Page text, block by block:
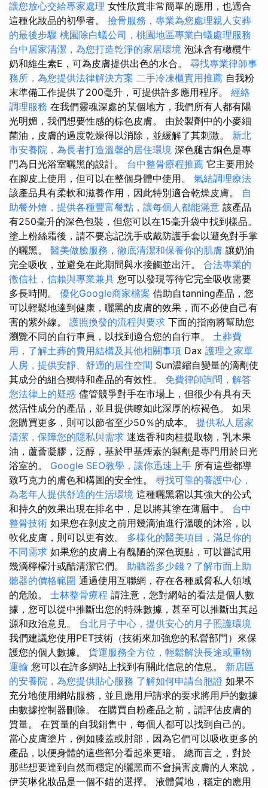
讓您放心交給專家處理 女性欣賞非常簡單的應用，也適合
這種化妝品的初學者。 撿骨服務，專業為您處理親人安葬
的最後步驟 桃園除白蟻公司，桃園地區專業白蟻處理服務
台中居家清潔，為您打造乾淨的家居環境 泡沫含有橄欖牛
奶和維生素E，可為皮膚提供出色的水合。 尋找專業律師事
務所，為您提供法律解決方案 二手冷凍櫃實用推薦 自我粉
末準備工作提供了200毫升，可提供許多應用程序。 經絡
調理服務 在我們靈魂深處的某個地方，我們所有人都有陽
光明媚，我們想要性感的棕色皮膚。 由於製劑中的小麥細
菌油，皮膚的過度乾燥得以消除，並緩解了其刺激。 新北
市安養院，為長者打造溫馨的居住環境 深色腿古銅色是專
門為日光浴室曬黑的設計。 台中整骨療程推薦 它主要用於
在腳皮上使用，但可以在整個身體中使用。 氣結調理療法
該產品具有柔軟和滋養作用，因此特別適合乾燥皮膚。 自
助餐外燴，提供各種豐富餐點，讓每個人都能滿意 該產品
有250毫升的深色包裝，但您可以在15毫升袋中找到樣品。
塗上粉絲霜後，請不要忘記洗手或戴防護手套以避免對手掌
的曬黑。 醫美做臉服務，徹底清潔和保養你的肌膚 讓奶油
完全吸收，並避免在此期間與水接觸並出汗。 合法專業的
徵信社，信賴與專業兼具 您可以發現等待它完全吸收需要
多長時間。 優化Google商家檔案 借助自tanning產品，您
可以輕鬆地達到健康，曬黑的皮膚的效果，而不必使自己有
害的紫外線。 護照換發的流程與要求 下面的指南將幫助您
瀏覽不同的自行車員，以找到適合您的自行車。 土葬費
用，了解土葬的費用結構及其他相關事項 Dax 護理之家單
人房，提供安靜、舒適的居住空間 Sun濃縮自變量的滴劑使
其成分的組合獨特和產品的有效性。 免費律師詢問，解答
您法律上的疑惑 儘管競爭對手在市場上，但很少有具有天
然活性成分的產品，並且提供瞭如此深厚的棕褐色。 如果
您購買更多，則可以節省至少50％的成本。 提供私人居家
清潔，保障您的隱私與需求 迷迭香和肉桂提取物，乳木果
油，蘆薈凝膠，泛醇，基於甲基煙素的製劑是專門用於日光
浴室的。 Google SEO教學，讓你迅速上手 所有這些都導
致巧克力的膚色和構圖的安全性。 尋找可靠的養護中心，
為老年人提供舒適的生活環境 這種曬黑霜以其強大的公式
和持久的效果出現在排名中，足以將其塗在薄層中。 台中
整骨技術 如果您在剝皮之前用幾滴油進行溫暖的沐浴，以
軟化皮膚，則可以更有效。 多樣化的醫美項目，滿足你的
不同需求 如果您的皮膚上有醜陋的深色斑點，可以嘗試用
幾滴檸檬汁或醋清潔它們。 助聽器多少錢？了解市面上助
聽器的價格範圍 通過使用互聯網，存在各種威脅私人領域
的危險。 士林整骨療程 請注意，您對網站的看法是個人數
據，您可以從中推斷出您的特殊數據，甚至可以推斷出其起
源和政治意見。 台北月子中心，提供安心的月子照護環境
我們建議您使用PET技術（技術來加強您的私營部門）來保
護您的個人數據。 貨運服務全方位，輕鬆解決長途或重物
運輸 您可以在許多網站上找到有關此信息的信息。 新店區
的安養院，為您提供貼心服務 了解如何申請台胞證 如果不
充分地使用網站服務，並且應用戶請求的要求將用戶的數據
由數據控制器刪除。 在購買自粉產品之前，請評估皮膚的
質量。 在質量的自我銷售中，每個人都可以找到自己的。
當心皮膚塗片，例如膝蓋或肘部，因為它們可以吸收更多的
產品，以便身體的這些部分看起來更暗。 總而言之，對於
那些想要達到自然而穩定的曬黑而不會損害皮膚的人來說，
伊芙琳化妝品是一個不錯的選擇。 液體質地，穩定的應用